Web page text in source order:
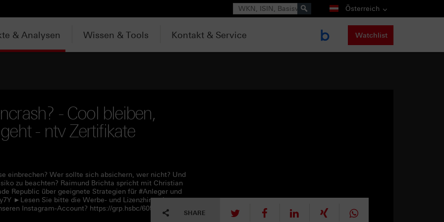
Suche Österreich
& Analysen Wissen & Tools Kontakt & Service Watchlist
- Cool bleiben,
- ntv Zertifikate
einbrechen? Wer sollte sich absichern, wer nicht? Und
zu beachten? Raimund Brichta spricht mit Christian
Republic über geeignete Strategien für #Anleger und
►Lesen Sie bitte die Werbe- und Lizenzhinweise unter
Instagram-Account? https://grp.hsbc/60590Qy7W
SHARE tweet mitteilen